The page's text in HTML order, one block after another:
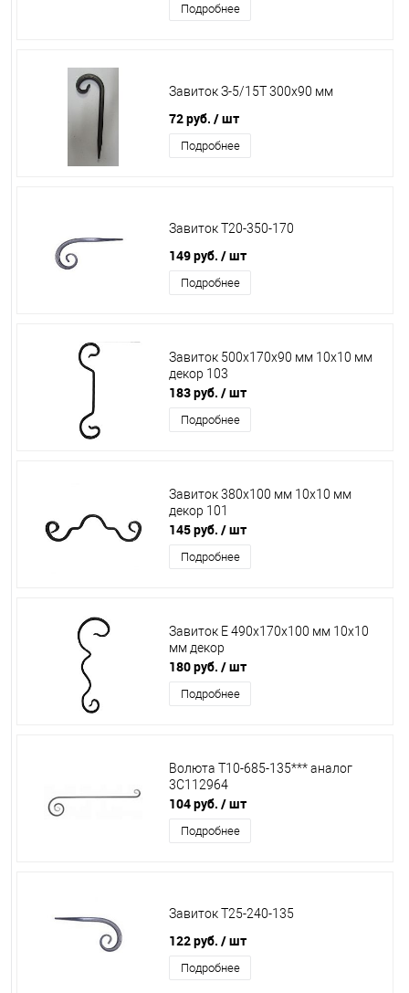
Подробнее
Завиток З-5/15Т 300х90 мм
72 руб. / шт
Подробнее
Завиток Т20-350-170
149 руб. / шт
Подробнее
Завиток 500х170х90 мм 10х10 мм
декор 103
183 руб. / шт
Подробнее
Завиток 380х100 мм 10х10 мм
декор 101
145 руб. / шт
Подробнее
Завиток Е 490х170х100 мм 10х10
мм декор
180 руб. / шт
Подробнее
Волюта Т10-685-135*** аналог
3С112964
104 руб. / шт
Подробнее
Завиток Т25-240-135
122 руб. / шт
Подробнее